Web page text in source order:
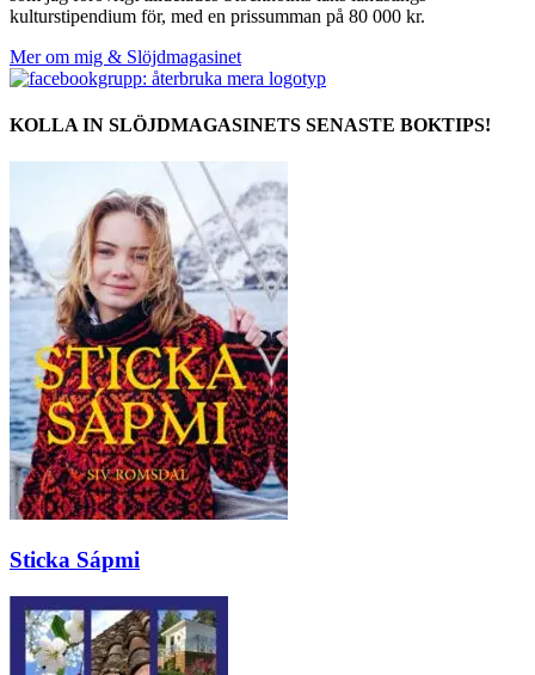
kulturstipendium för, med en prissumman på 80 000 kr.
Mer om mig & Slöjdmagasinet
KOLLA IN SLÖJDMAGASINETS SENASTE BOKTIPS!
Sticka Sápmi